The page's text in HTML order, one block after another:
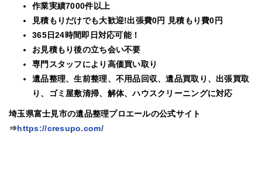
作業実績7000件以上
見積もりだけでも大歓迎!出張費0円 見積もり費0円
365日24時間即日対応可能！
お見積もり後の立ち会い不要
専門スタッフにより高価買い取り
遺品整理、生前整理、不用品回収、遺品買取り、出張買取
り、ゴミ屋敷清掃、解体、ハウスクリーニングに対応
埼玉県富士見市の遺品整理プロエールの公式サイト
⇒https://cresupo.com/